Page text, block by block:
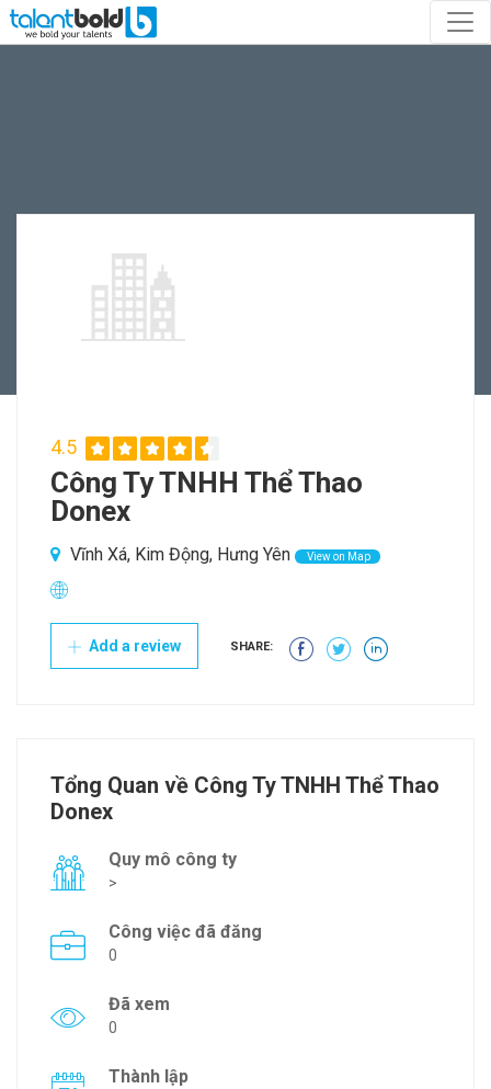
4.5
Công Ty TNHH Thể Thao
Donex
Vĩnh Xá, Kim Động, Hưng Yên View on Map
Add a review SHARE:
Tổng Quan về Công Ty TNHH Thể Thao
Donex
Quy mô công ty
>
Công việc đã đăng
0
Đã xem
0
Thành lập